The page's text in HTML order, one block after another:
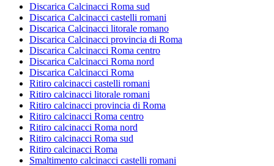
Discarica Calcinacci Roma sud
Discarica Calcinacci castelli romani
Discarica Calcinacci litorale romano
Discarica Calcinacci provincia di Roma
Discarica Calcinacci Roma centro
Discarica Calcinacci Roma nord
Discarica Calcinacci Roma
Ritiro calcinacci castelli romani
Ritiro calcinacci litorale romani
Ritiro calcinacci provincia di Roma
Ritiro calcinacci Roma centro
Ritiro calcinacci Roma nord
Ritiro calcinacci Roma sud
Ritiro calcinacci Roma
Smaltimento calcinacci castelli romani